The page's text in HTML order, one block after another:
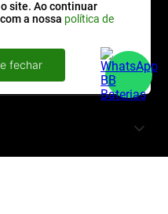
site. Ao continuar
a nossa política de
fechar